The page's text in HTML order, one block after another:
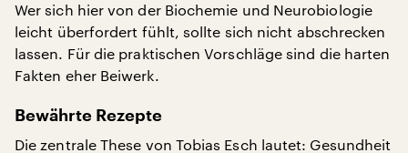
Wer sich hier von der Biochemie und Neurobiologie
leicht überfordert fühlt, sollte sich nicht abschrecken
lassen. Für die praktischen Vorschläge sind die harten
Fakten eher Beiwerk.
Bewährte Rezepte
Die zentrale These von Tobias Esch lautet: Gesundheit